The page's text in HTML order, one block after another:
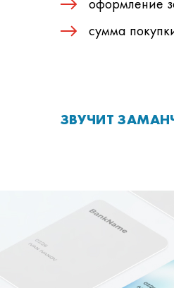
оформление
сумма
ЗВУЧИТ